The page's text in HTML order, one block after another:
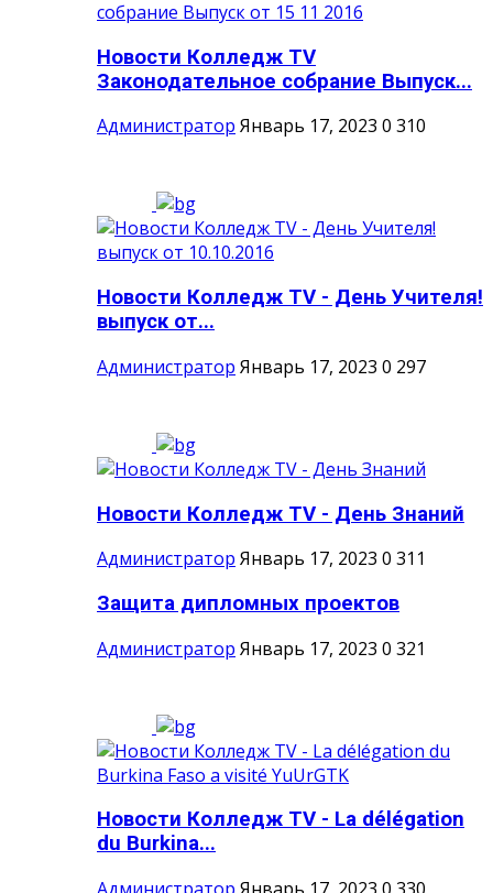
Новости Колледж TV
Законодательное собрание Выпуск...
Администратор Январь 17, 2023 0 310
Новости Колледж TV - День Учителя!
выпуск от...
Администратор Январь 17, 2023 0 297
Новости Колледж TV - День Знаний
Администратор Январь 17, 2023 0 311
Защита дипломных проектов
Администратор Январь 17, 2023 0 321
Новости Колледж TV - La délégation
du Burkina...